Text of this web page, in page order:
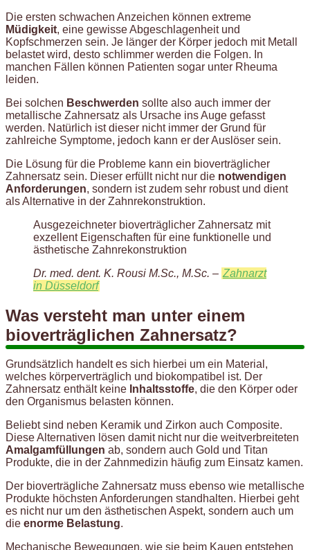
Die ersten schwachen Anzeichen können extreme
Müdigkeit, eine gewisse Abgeschlagenheit und
Kopfschmerzen sein. Je länger der Körper jedoch mit Metall
belastet wird, desto schlimmer werden die Folgen. In
manchen Fällen können Patienten sogar unter Rheuma
leiden.
Bei solchen Beschwerden sollte also auch immer der
metallische Zahnersatz als Ursache ins Auge gefasst
werden. Natürlich ist dieser nicht immer der Grund für
zahlreiche Symptome, jedoch kann er der Auslöser sein.
Die Lösung für die Probleme kann ein bioverträglicher
Zahnersatz sein. Dieser erfüllt nicht nur die notwendigen
Anforderungen, sondern ist zudem sehr robust und dient
als Alternative in der Zahnrekonstruktion.
Ausgezeichneter bioverträglicher Zahnersatz mit
exzellent Eigenschaften für eine funktionelle und
ästhetische Zahnrekonstruktion
Dr. med. dent. K. Rousi M.Sc., M.Sc. – Zahnarzt
in Düsseldorf
Was versteht man unter einem
bioverträglichen Zahnersatz?
Grundsätzlich handelt es sich hierbei um ein Material,
welches körperverträglich und biokompatibel ist. Der
Zahnersatz enthält keine Inhaltsstoffe, die den Körper oder
den Organismus belasten können.
Beliebt sind neben Keramik und Zirkon auch Composite.
Diese Alternativen lösen damit nicht nur die weitverbreiteten
Amalgamfüllungen ab, sondern auch Gold und Titan
Produkte, die in der Zahnmedizin häufig zum Einsatz kamen.
Der bioverträgliche Zahnersatz muss ebenso wie metallische
Produkte höchsten Anforderungen standhalten. Hierbei geht
es nicht nur um den ästhetischen Aspekt, sondern auch um
die enorme Belastung.
Mechanische Bewegungen, wie sie beim Kauen entstehen